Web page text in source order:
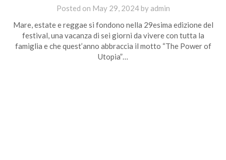
Posted on May 29, 2024by admin
Mare, estate e reggae si fondono nella 29esima edizione del
festival, una vacanza di sei giorni da vivere con tutta la
famiglia e che quest’anno abbraccia il motto “The Power of
Utopia”…